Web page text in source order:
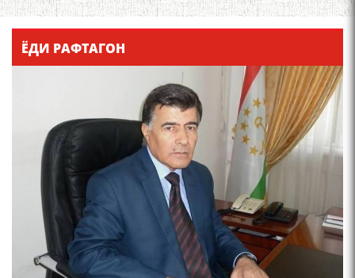
Қадамҷо - Лоҳутӣ
4-уми декабр- зодрӯзи
шоири абадзинда Абулқосим
Лоҳутӣ
ЁДИ РАФТАГОН